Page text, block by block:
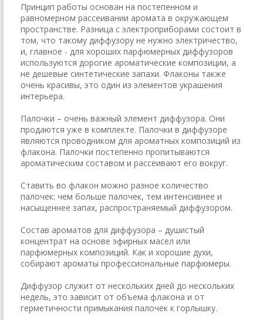
Принцип работы основан на постепенном и
равномерном рассеивании аромата в окружающем
пространстве. Разница с электроприборами состоит в
том, что такому диффузору не нужно электричество,
и, главное - для хороших парфюмерных диффузоров
используются дорогие ароматические композиции, а
не дешевые синтетические запахи. Флаконы также
очень красивы, это один из элементов украшения
интерьера.
Палочки – очень важный элемент диффузора. Они
продаются уже в комплекте. Палочки в диффузоре
являются проводником для ароматных композиций из
флакона. Палочки постепенно пропитываются
ароматическим составом и рассеивают его вокруг.
Ставить во флакон можно разное количество
палочек: чем больше палочек, тем интенсивнее и
насыщеннее запах, распространяемый диффузором.
Состав ароматов для диффузора – душистый
концентрат на основе эфирных масел или
парфюмерных композиций. Как и хорошие духи,
собирают ароматы профессиональные парфюмеры.
Диффузор служит от нескольких дней до нескольких
недель, это зависит от объема флакона и от
герметичности примыкания палочек к горлышку.